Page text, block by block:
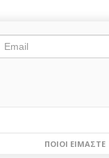
ΠΟΙΟΙ ΕΊΜΑΣΤΕ